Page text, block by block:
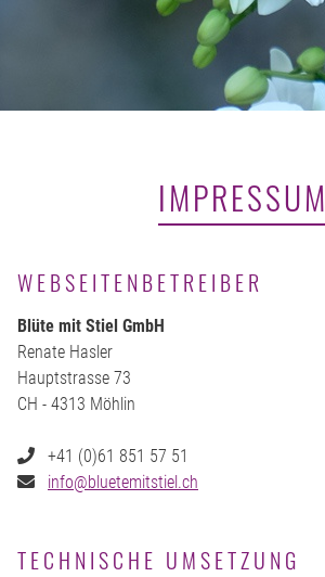
IMPRESSUM
WEBSEITENBETREIBER
Blüte mit Stiel GmbH
Renate Hasler
Hauptstrasse 73
CH - 4313 Möhlin
+41 (0)61 851 57 51
info@bluetemitstiel.ch
TECHNISCHE UMSETZUNG